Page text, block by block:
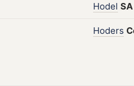
Hodel SA
Hoders